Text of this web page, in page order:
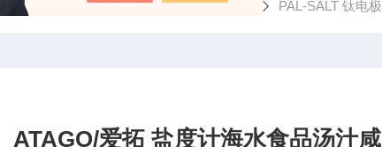
当前位置： 产品中心 盐度计 PAL-SALT 钛电
ATAGO/爱拓 盐度计海水食品汤汁